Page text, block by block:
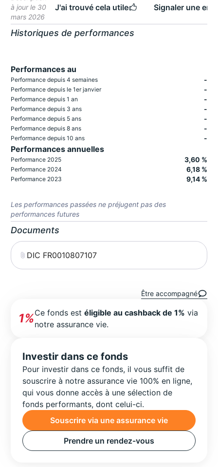
à jour le 30
mars 2026
J'ai trouvé cela utile Signaler une
Historiques de performances
Performances au
Performance depuis 4 semaines -
Performance depuis le 1er janvier -
Performance depuis 1 an -
Performance depuis 3 ans -
Performance depuis 5 ans -
Performance depuis 8 ans -
Performance depuis 10 ans -
Performances annuelles
Performance 2025 3,60 %
Performance 2024 6,18 %
Performance 2023 9,14 %
Les performances passées ne préjugent pas des
performances futures
Documents
DIC FR0010807107
Être accompagné
1%Ce fonds estéligible au cashback de 1% via
notre assurance vie.
Investir dans ce fonds
Pour investir dans ce fonds, il vous suffit de
souscrire à notre assurance vie 100% en ligne,
qui vous donne accès à une sélection de
fonds performants, dont celui-ci.
Souscrire via une assurance vie
Prendre un rendez-vous